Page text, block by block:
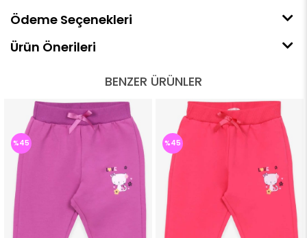
Ödeme Seçenekleri
Ürün Önerileri
BENZER ÜRÜNLER
%45 %45